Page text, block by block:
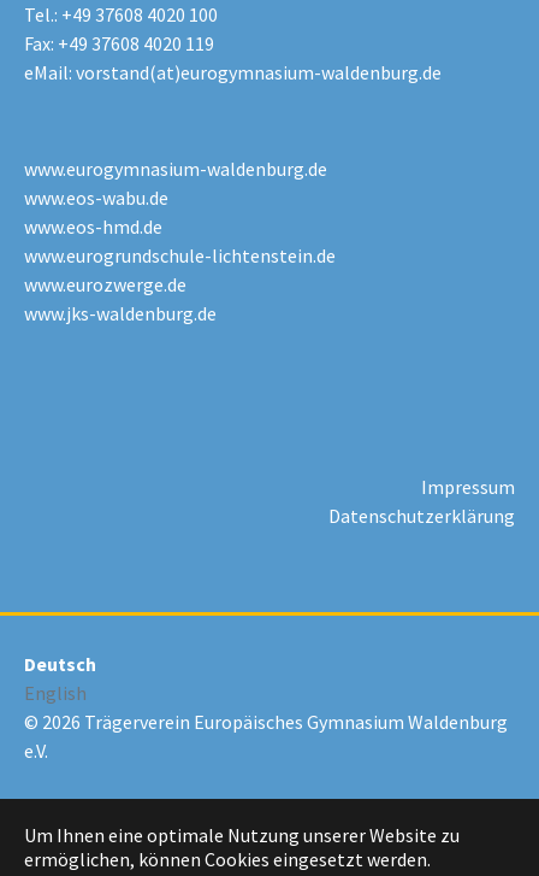
Um Ihnen eine optimale Nutzung unserer Website zu
ermöglichen, können Cookies eingesetzt werden.
Tel.: +49 37608 4020 100
Fax: +49 37608 4020 119
eMail: vorstand(at)eurogymnasium-waldenburg.de
www.eurogymnasium-waldenburg.de
www.eos-wabu.de
www.eos-hmd.de
www.eurogrundschule-lichtenstein.de
www.eurozwerge.de
www.jks-waldenburg.de
Impressum
Datenschutzerklärung
Deutsch
English
© 2026 Trägerverein Europäisches Gymnasium Waldenburg
e.V.